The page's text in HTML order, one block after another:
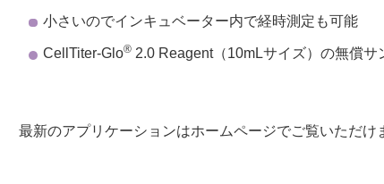
小さいのでインキュベーター内で経時測定も可能
CellTiter-Glo® 2.0 Reagent（10mLサイズ）の無償サ
最新のアプリケーションはホームページでご覧いただけ